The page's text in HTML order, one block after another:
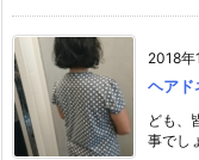
2018年
ヘアド
ども、
事でし